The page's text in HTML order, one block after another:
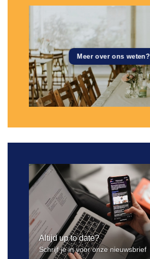
Meer over ons weten?
Altijd up to date?
Schrijf je in voor onze nieuwsbrief